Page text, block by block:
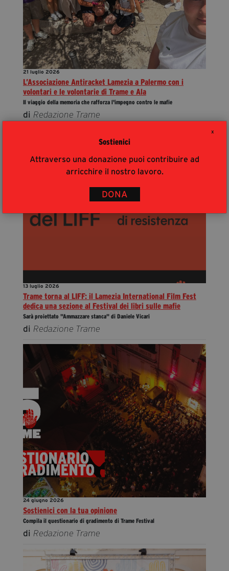
X
Sostienici
Attraverso una donazione puoi contribuire ad
arricchire il nostro lavoro.
DONA
21 luglio 2026
L’Associazione Antiracket Lamezia a Palermo con i
volontari e le volontarie di Trame e Ala
Il viaggio della memoria che rafforza l'impegno contro le mafie
di Redazione Trame
13 luglio 2026
Trame torna al LIFF: il Lamezia International Film Fest
dedica una sezione al Festival dei libri sulle mafie
Sarà proiettato "Ammazzare stanca" di Daniele Vicari
di Redazione Trame
24 giugno 2026
Sostienici con la tua opinione
Compila il questionario di gradimento di Trame Festival
di Redazione Trame